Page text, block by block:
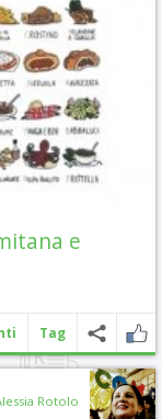
e
Tag
Rotolo